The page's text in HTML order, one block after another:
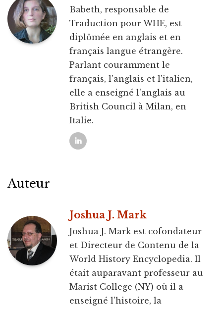
Babeth, responsable de
Traduction pour WHE, est
diplômée en anglais et en
français langue étrangère.
Parlant couramment le
français, l'anglais et l'italien,
elle a enseigné l'anglais au
British Council à Milan, en
Italie.
Auteur
Joshua J. Mark
Joshua J. Mark est cofondateur
et Directeur de Contenu de la
World History Encyclopedia. Il
était auparavant professeur au
Marist College (NY) où il a
enseigné l’histoire, la